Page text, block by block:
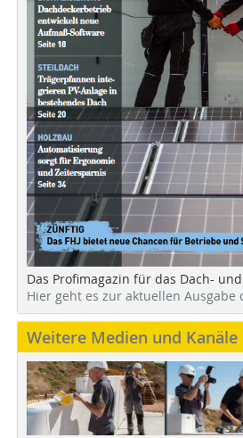
Das Profimagazin für das Dach-
Hier geht es zur aktuellen Ausgabe
Weitere Medien und Kanäle